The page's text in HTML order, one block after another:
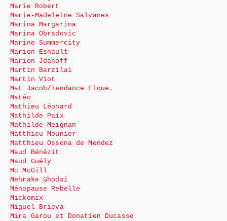
Marie Robert
Marie-Madeleine Salvanes
Marina Margarina
Marina Obradovic
Marine Summercity
Marion Esnault
Marion Jdanoff
Martin Barzilai
Martin Viot
Mat Jacob/Tendance Floue.
Matéo
Mathieu Léonard
Mathilde Paix
Mathilde Meignan
Matthieu Mounier
Matthieu Ossona de Mendez
Maud Bénézit
Maud Guély
Mc McGill
Mehrake Ghodsi
Ménopause Rebelle
Mickomix
Miguel Brieva
Mira Garou et Donatien Ducasse